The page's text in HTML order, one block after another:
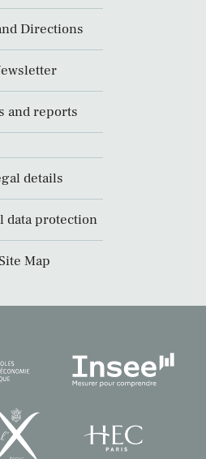
Directions
and reports
details
data protection
Map